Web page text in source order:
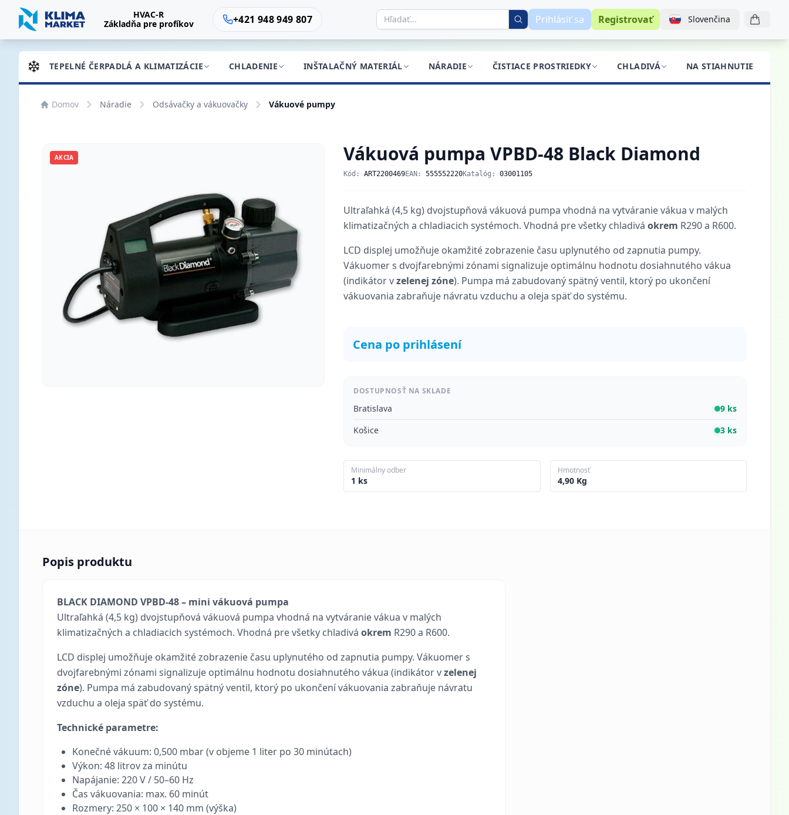
HVAC-R
Základňa pre profíkov
+421 948 949 807 Prihlásiť sa Registrovať Slovenčina
TEPELNÉ ČERPADLÁ A KLIMATIZÁCIE CHLADENIE INŠTALAČNÝ MATERIÁL NÁRADIE ČISTIACE PROSTRIEDKY CHLADIVÁ NA STIAHNUTIE
Domov Náradie Odsávačky a vákuovačky Vákuové pumpy
AKCIA Vákuová pumpa VPBD-48 Black Diamond
Kód:ART2200469EAN:555552220Katalóg:03001105
Ultraľahká (4,5 kg) dvojstupňová vákuová pumpa vhodná na vytváranie vákua v malých
klimatizačných a chladiacich systémoch. Vhodná pre všetky chladiváokrem R290 a R600.
LCD displej umožňuje okamžité zobrazenie času uplynutého od zapnutia pumpy.
Vákuomer s dvojfarebnými zónami signalizuje optimálnu hodnotu dosiahnutého vákua
(indikátor vzelenej zóne). Pumpa má zabudovaný spätný ventil, ktorý po ukončení
vákuovania zabraňuje návratu vzduchu a oleja späť do systému.
Cena po prihlásení
DOSTUPNOSŤ NA SKLADE
Bratislava
9 ks
Košice
3 ks
Minimálny odber
1 ks
Hmotnosť
4,90 Kg
Popis produktu
BLACK DIAMOND VPBD-48 – mini vákuová pumpa
Ultraľahká (4,5 kg) dvojstupňová vákuová pumpa vhodná na vytváranie vákua v malých
klimatizačných a chladiacich systémoch. Vhodná pre všetky chladivá okrem R290 a R600.
LCD displej umožňuje okamžité zobrazenie času uplynutého od zapnutia pumpy. Vákuomer s
dvojfarebnými zónami signalizuje optimálnu hodnotu dosiahnutého vákua (indikátor vzelenej
zóne). Pumpa má zabudovaný spätný ventil, ktorý po ukončení vákuovania zabraňuje návratu
vzduchu a oleja späť do systému.
Technické parametre:
Konečné vákuum: 0,500 mbar (v objeme 1 liter po 30 minútach)
Výkon: 48 litrov za minútu
Napájanie: 220 V / 50–60 Hz
Čas vákuovania: max. 60 minút
Rozmery: 250 × 100 × 140 mm (výška)